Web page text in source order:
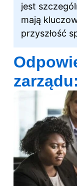
jest
mają
przyszłość